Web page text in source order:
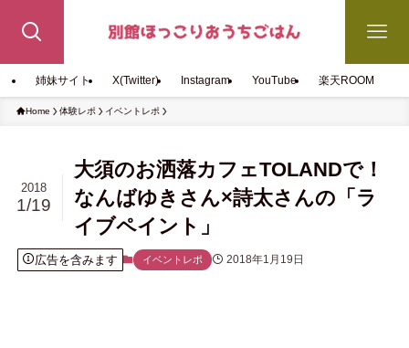
姉妹サイト X(Twitter) Instagram YouTube 楽天ROOM
Home 体験レポ イベントレポ
大須のお洒落カフェTOLANDで！
なんばゆきさん×詩太さんの「ラ
イブペイント」
2018
1/19
広告を含みます イベントレポ 2018年1月19日